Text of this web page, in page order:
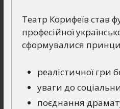
Театр Корифеїв став
професійної
сформувалися
реалістичної гри
уваги до
поєднання